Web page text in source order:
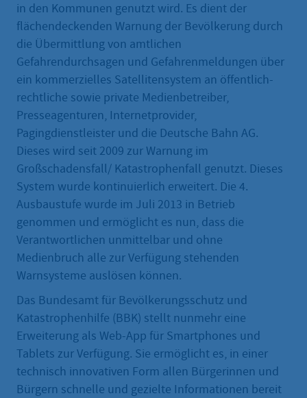
in den Kommunen genutzt wird. Es dient der
flächendeckenden Warnung der Bevölkerung durch
die Übermittlung von amtlichen
Gefahrendurchsagen und Gefahrenmeldungen über
ein kommerzielles Satellitensystem an öffentlich-
rechtliche sowie private Medienbetreiber,
Presseagenturen, Internetprovider,
Pagingdienstleister und die Deutsche Bahn AG.
Dieses wird seit 2009 zur Warnung im
Großschadensfall/ Katastrophenfall genutzt. Dieses
System wurde kontinuierlich erweitert. Die 4.
Ausbaustufe wurde im Juli 2013 in Betrieb
genommen und ermöglicht es nun, dass die
Verantwortlichen unmittelbar und ohne
Medienbruch alle zur Verfügung stehenden
Warnsysteme auslösen können.
Das Bundesamt für Bevölkerungsschutz und
Katastrophenhilfe (BBK) stellt nunmehr eine
Erweiterung als Web-App für Smartphones und
Tablets zur Verfügung. Sie ermöglicht es, in einer
technisch innovativen Form allen Bürgerinnen und
Bürgern schnelle und gezielte Informationen bereit